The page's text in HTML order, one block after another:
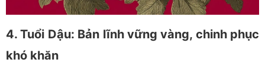
4. Tuổi Dậu: Bản lĩnh vững vàng, chinh phục
khó khăn